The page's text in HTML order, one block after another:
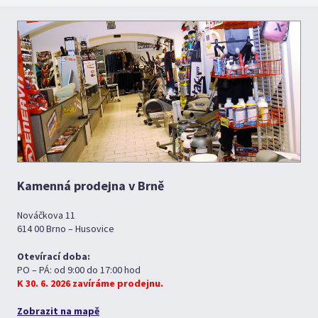
Kamenná prodejna v Brně
Nováčkova 11
614 00 Brno – Husovice
Otevírací doba:
PO – PÁ: od 9:00 do 17:00 hod
K 30. 6. 2026 zavíráme prodejnu.
Zobrazit na mapě